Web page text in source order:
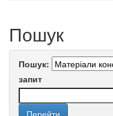
Пошук
Пошук:
запит